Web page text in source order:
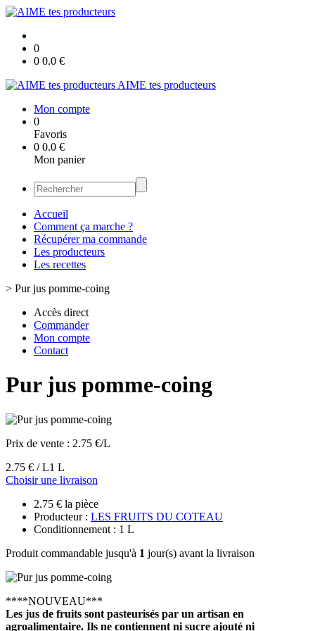
0
0 0.0 €
AIME tes producteurs
Mon compte
0
Favoris
0 0.0 €
Mon panier
Accueil
Comment ça marche ?
Récupérer ma commande
Les producteurs
Les recettes
> Pur jus pomme-coing
Accès direct
Commander
Mon compte
Contact
Pur jus pomme-coing
Prix de vente : 2.75 €/L
2.75 € / L1 L
Choisir une livraison
2.75 € la pièce
Producteur : LES FRUITS DU COTEAU
Conditionnement : 1 L
Produit commandable jusqu'à 1 jour(s) avant la livraison
****NOUVEAU***
Les jus de fruits sont pasteurisés par un artisan en
agroalimentaire. Ils ne contiennent ni sucre ajouté ni